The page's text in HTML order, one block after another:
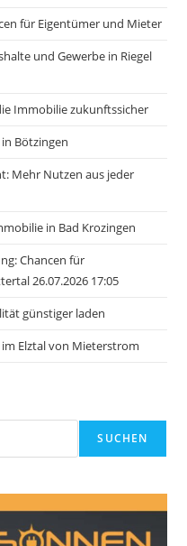
für Eigentümer und Mieter
und Gewerbe in Riegel
Immobilie zukunftssicher
Bötzingen
Mehr Nutzen aus jeder
in Bad Krozingen
Chancen für
26.07.2026 17:05
günstiger laden
Elztal von Mieterstrom
SUCHEN